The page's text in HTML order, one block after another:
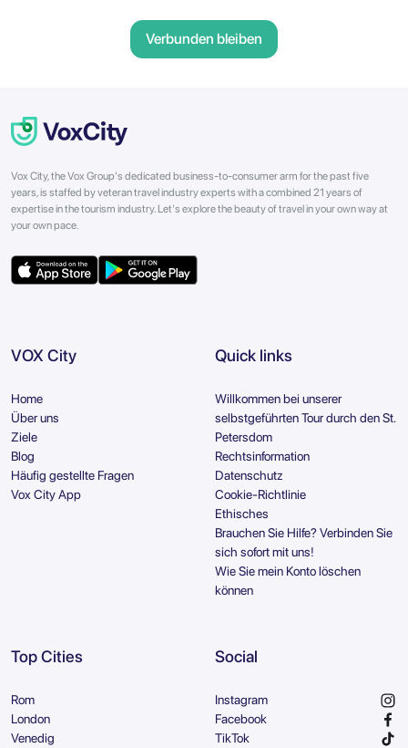
Verbunden bleiben
Vox City, the Vox Group's dedicated business-to-consumer arm for the past five
years, is staffed by veteran travel industry experts with a combined 21 years of
expertise in the tourism industry. Let's explore the beauty of travel in your own way at
your own pace.
VOX City
Home
Über uns
Ziele
Blog
Häufig gestellte Fragen
Vox City App
Quick links
Willkommen bei unserer
selbstgeführten Tour durch den St.
Petersdom
Rechtsinformation
Datenschutz
Cookie-Richtlinie
Ethisches
Brauchen Sie Hilfe? Verbinden Sie
sich sofort mit uns!
Wie Sie mein Konto löschen
können
Top Cities
Rom
London
Venedig
Social
Instagram
Facebook
TikTok